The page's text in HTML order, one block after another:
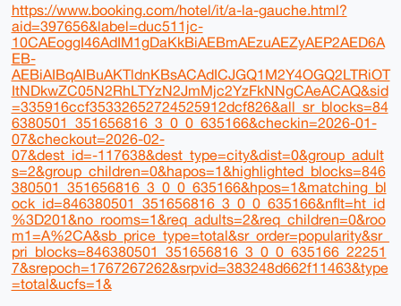
https://www.booking.com/hotel/it/a-la-gauche.html?
aid=397656&label=duc511jc-
10CAEoggI46AdIM1gDaKkBiAEBmAEzuAEZyAEP2AED6A
EB-
AEBiAIBqAIBuAKTldnKBsACAdICJGQ1M2Y4OGQ2LTRiOT
ItNDkwZC05N2RhLTYzN2JmMjc2YzFkNNgCAeACAQ&sid
=335916ccf35332652724525912dcf826&all_sr_blocks=84
6380501_351656816_3_0_0_635166&checkin=2026-01-
07&checkout=2026-02-
07&dest_id=-117638&dest_type=city&dist=0&group_adult
s=2&group_children=0&hapos=1&highlighted_blocks=846
380501_351656816_3_0_0_635166&hpos=1&matching_bl
ock_id=846380501_351656816_3_0_0_635166&nflt=ht_id
%3D201&no_rooms=1&req_adults=2&req_children=0&roo
m1=A%2CA&sb_price_type=total&sr_order=popularity&sr_
pri_blocks=846380501_351656816_3_0_0_635166_22251
7&srepoch=1767267262&srpvid=383248d662f11463&type
=total&ucfs=1&